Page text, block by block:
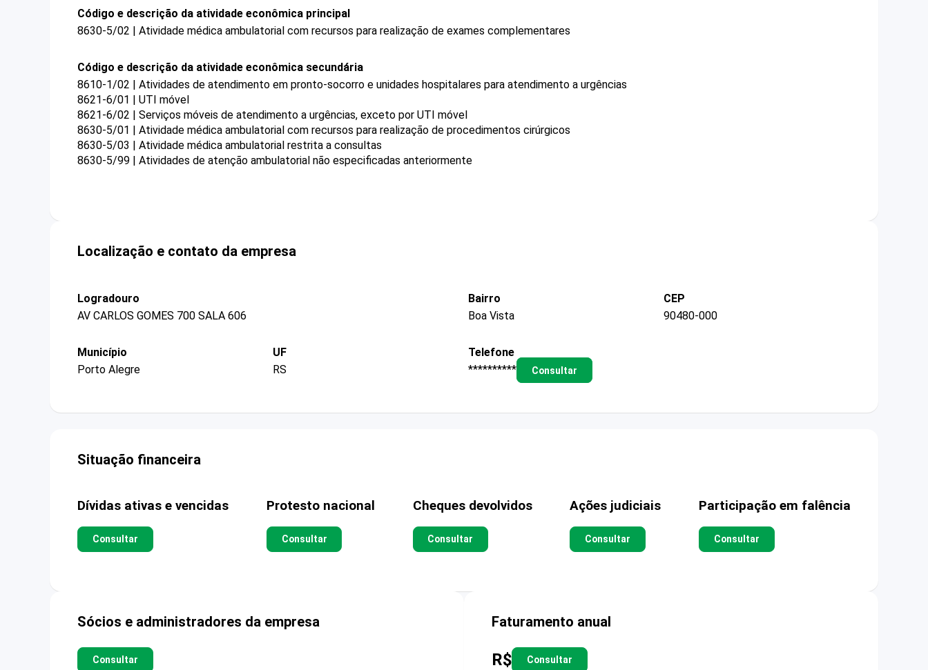
Código e descrição da atividade econômica principal
8630-5/02 | Atividade médica ambulatorial com recursos para realização de exames complementares
Código e descrição da atividade econômica secundária
8610-1/02 | Atividades de atendimento em pronto-socorro e unidades hospitalares para atendimento a urgências
8621-6/01 | UTI móvel
8621-6/02 | Serviços móveis de atendimento a urgências, exceto por UTI móvel
8630-5/01 | Atividade médica ambulatorial com recursos para realização de procedimentos cirúrgicos
8630-5/03 | Atividade médica ambulatorial restrita a consultas
8630-5/99 | Atividades de atenção ambulatorial não especificadas anteriormente
Localização e contato da empresa
Logradouro
AV CARLOS GOMES 700 SALA 606
Bairro
Boa Vista
CEP
90480-000
Município
Porto Alegre
UF
RS
Telefone
**********
Consultar
Situação financeira
Dívidas ativas e vencidas
Consultar
Protesto nacional
Consultar
Cheques devolvidos
Consultar
Ações judiciais
Consultar
Participação em falência
Consultar
Sócios e administradores da empresa
Consultar
Faturamento anual
R$ Consultar